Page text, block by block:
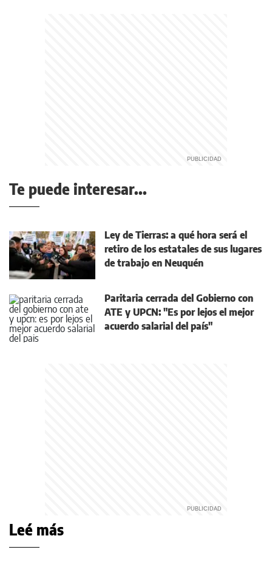
Te puede interesar...
Ley de Tierras: a qué hora será el
retiro de los estatales de sus lugares
de trabajo en Neuquén
Paritaria cerrada del Gobierno con
ATE y UPCN: "Es por lejos el mejor
acuerdo salarial del país"
Leé más